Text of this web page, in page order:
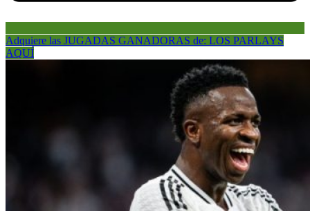
Adquiere las JUGADAS GANADORAS de: LOS PARLAYS
AQUÍ